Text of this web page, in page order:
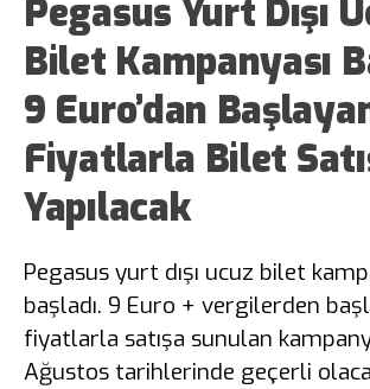
Pegasus Yurt Dışı
Bilet Kampanyası
9 Euro’dan
Fiyatlarla Bilet
Yapılacak
Pegasus yurt dışı ucuz bilet
başladı. 9 Euro + vergilerden
fiyatlarla satışa sunulan
Ağustos tarihlerinde geçerli